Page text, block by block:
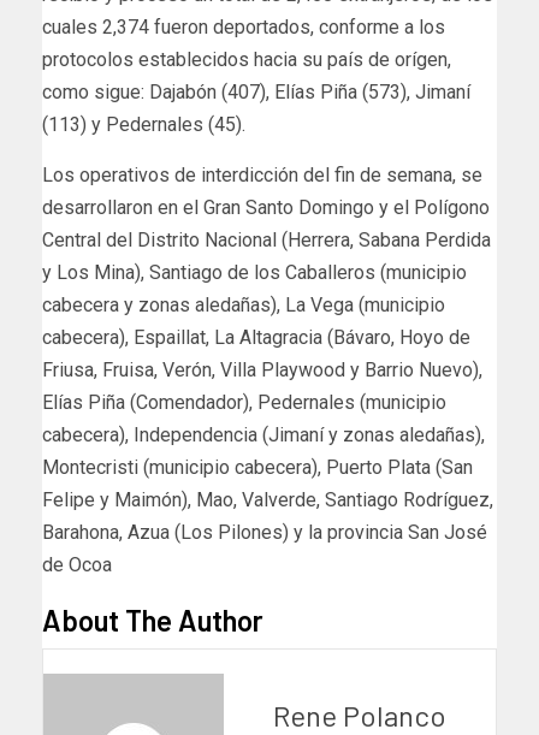
cuales 2,374 fueron deportados, conforme a los
protocolos establecidos hacia su país de orígen,
como sigue: Dajabón (407), Elías Piña (573), Jimaní
(113) y Pedernales (45).
Los operativos de interdicción del fin de semana, se
desarrollaron en el Gran Santo Domingo y el Polígono
Central del Distrito Nacional (Herrera, Sabana Perdida
y Los Mina), Santiago de los Caballeros (municipio
cabecera y zonas aledañas), La Vega (municipio
cabecera), Espaillat, La Altagracia (Bávaro, Hoyo de
Friusa, Fruisa, Verón, Villa Playwood y Barrio Nuevo),
Elías Piña (Comendador), Pedernales (municipio
cabecera), Independencia (Jimaní y zonas aledañas),
Montecristi (municipio cabecera), Puerto Plata (San
Felipe y Maimón), Mao, Valverde, Santiago Rodríguez,
Barahona, Azua (Los Pilones) y la provincia San José
de Ocoa
About The Author
Rene Polanco